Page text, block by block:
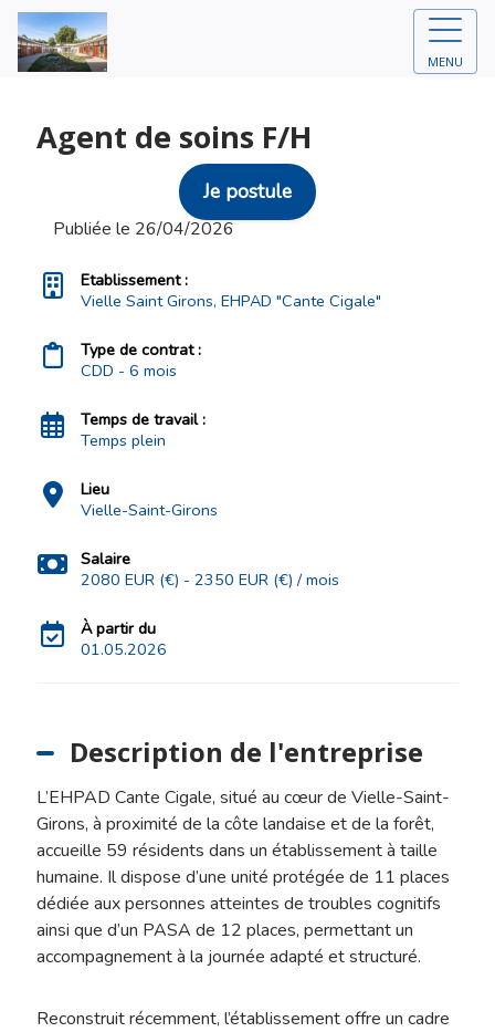
MENU
Agent de soins F/H
Je postule
Publiée le 26/04/2026
Etablissement :
Vielle Saint Girons, EHPAD "Cante Cigale"
Type de contrat :
CDD - 6 mois
Temps de travail :
Temps plein
Lieu
Vielle-Saint-Girons
Salaire
2080 EUR (€) - 2350 EUR (€) / mois
À partir du
01.05.2026
Description de l'entreprise
L’EHPAD Cante Cigale, situé au cœur de Vielle-Saint-
Girons, à proximité de la côte landaise et de la forêt,
accueille 59 résidents dans un établissement à taille
humaine. Il dispose d’une unité protégée de 11 places
dédiée aux personnes atteintes de troubles cognitifs
ainsi que d’un PASA de 12 places, permettant un
accompagnement à la journée adapté et structuré.
Reconstruit récemment, l’établissement offre un cadre